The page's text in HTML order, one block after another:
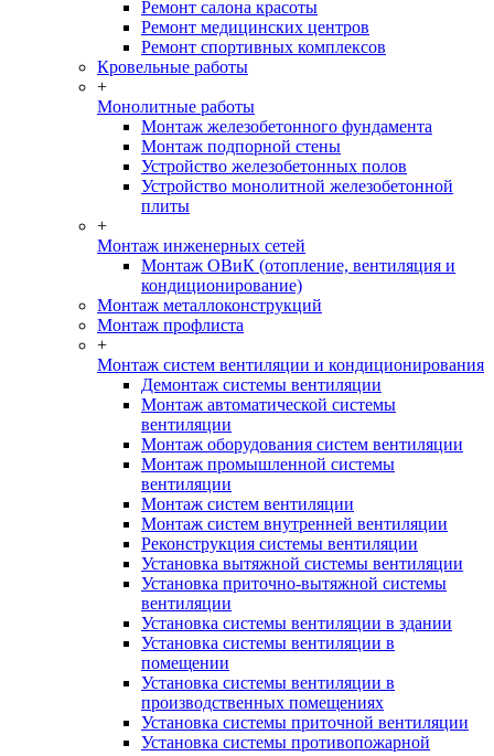
Ремонт салона красоты
Ремонт медицинских центров
Ремонт спортивных комплексов
Кровельные работы
+
Монолитные работы
Монтаж железобетонного фундамента
Монтаж подпорной стены
Устройство железобетонных полов
Устройство монолитной железобетонной
плиты
+
Монтаж инженерных сетей
Монтаж ОВиК (отопление, вентиляция и
кондиционирование)
Монтаж металлоконструкций
Монтаж профлиста
+
Монтаж систем вентиляции и кондиционирования
Демонтаж системы вентиляции
Монтаж автоматической системы
вентиляции
Монтаж оборудования систем вентиляции
Монтаж промышленной системы
вентиляции
Монтаж систем вентиляции
Монтаж систем внутренней вентиляции
Реконструкция системы вентиляции
Установка вытяжной системы вентиляции
Установка приточно-вытяжной системы
вентиляции
Установка системы вентиляции в здании
Установка системы вентиляции в
помещении
Установка системы вентиляции в
производственных помещениях
Установка системы приточной вентиляции
Установка системы противопожарной